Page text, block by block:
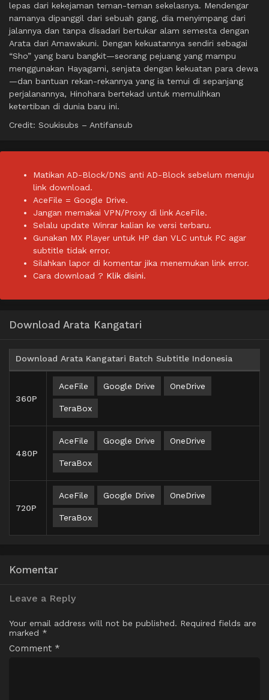
lepas dari kekejaman teman-teman sekelasnya. Mendengar
namanya dipanggil dari sebuah gang, dia menyimpang dari
jalannya dan tanpa disadari bertukar alam semesta dengan
Arata dari Amawakuni. Dengan kekuatannya sendiri sebagai
“Sho” yang baru bangkit—seorang pejuang yang mampu
menggunakan Hayagami, senjata dengan kekuatan para dewa
—dan bantuan rekan-rekannya yang ia temui di sepanjang
perjalanannya, Hinohara bertekad untuk memulihkan
ketertiban di dunia baru ini.
Credit: Soukisubs – Antifansub
Matikan AD-Block/DNS anti AD-Block sebelum menuju
link download.
AceFile = Google Drive.
Jangan memakai VPN/Proxy di link AceFile.
Selalu update Winrar kalian ke versi terbaru.
Gunakan MX Player untuk HP dan VLC untuk PC agar
subtitle tidak error.
Silahkan lapor di komentar jika menemukan link error.
Cara download ? Klik disini.
Download Arata Kangatari
Download Arata Kangatari Batch Subtitle Indonesia
360P
AceFile Google Drive OneDrive
TeraBox
480P
AceFile Google Drive OneDrive
TeraBox
720P
AceFile Google Drive OneDrive
TeraBox
Komentar
Leave a Reply
Your email address will not be published. Required fields are
marked *
Comment *